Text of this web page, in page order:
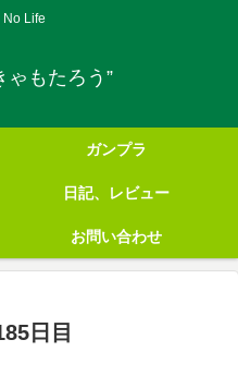
No Life
ゃもたろう”
ガンプラ
日記、レビュー
お問い合わせ
日目